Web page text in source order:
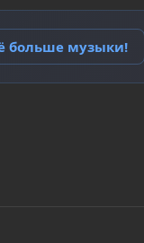
больше музыки!